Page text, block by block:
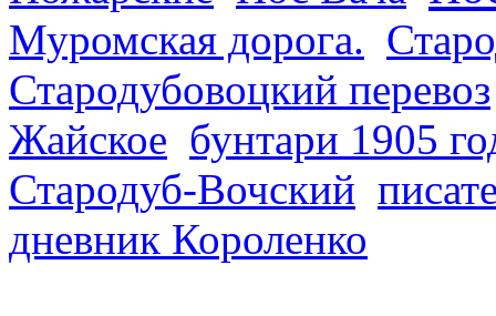
Муромская дорога.
Стародубовоцкий перевоз
Жайское бунтари 1905
Стародуб-Вочский
дневник Короленко